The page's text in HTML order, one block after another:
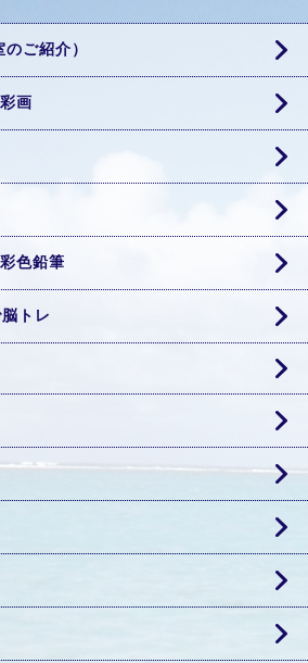
ご紹介）
画
色鉛筆
トレ